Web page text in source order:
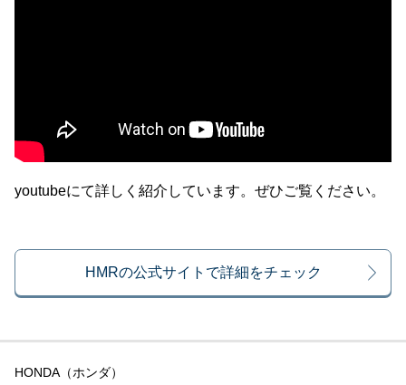
youtubeにて詳しく紹介しています。ぜひご覧ください。
HMRの公式サイトで詳細をチェック
HONDA（ホンダ）